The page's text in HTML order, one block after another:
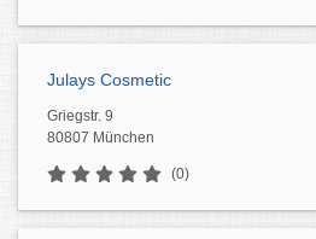
Julays Cosmetic
Griegstr. 9
80807 München
(0)